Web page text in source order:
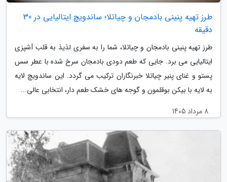
طرز تهیه پنینی بادمجان و چیاتلا؛ ساندویچ ایتالیایی در 30
دقیقه
طرز تهیه پنینی بادمجان و چیاتلا، شما را به سفری لذیذ به قلب آشپزی
ایتالیایی می برد. جایی که طعم دودی بادمجان سرخ شده با عطر سس
پستو و غنای پنیر چیاتلا خبرنگاران ترکیب می گردد. این ساندویچ لایه
به لایه با بیکن بوقلمون و گوجه های خشک طعم دار، انتخابی عالی...
8 مرداد 1405